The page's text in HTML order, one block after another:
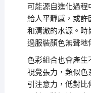
可能源自進化過程
給人平靜感，或許
和清澈的水源。時
過服裝顏色無聲地
色彩組合也會產生
視覺張力，類似色
引注意力，低對